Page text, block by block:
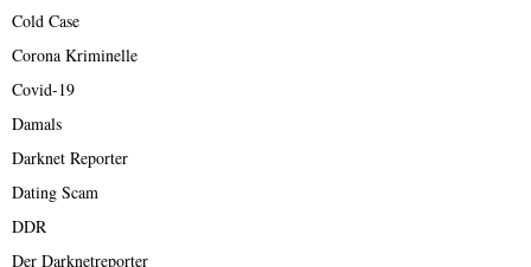
Cold Case
Corona Kriminelle
Covid-19
Damals
Darknet Reporter
Dating Scam
DDR
Der Darknetreporter